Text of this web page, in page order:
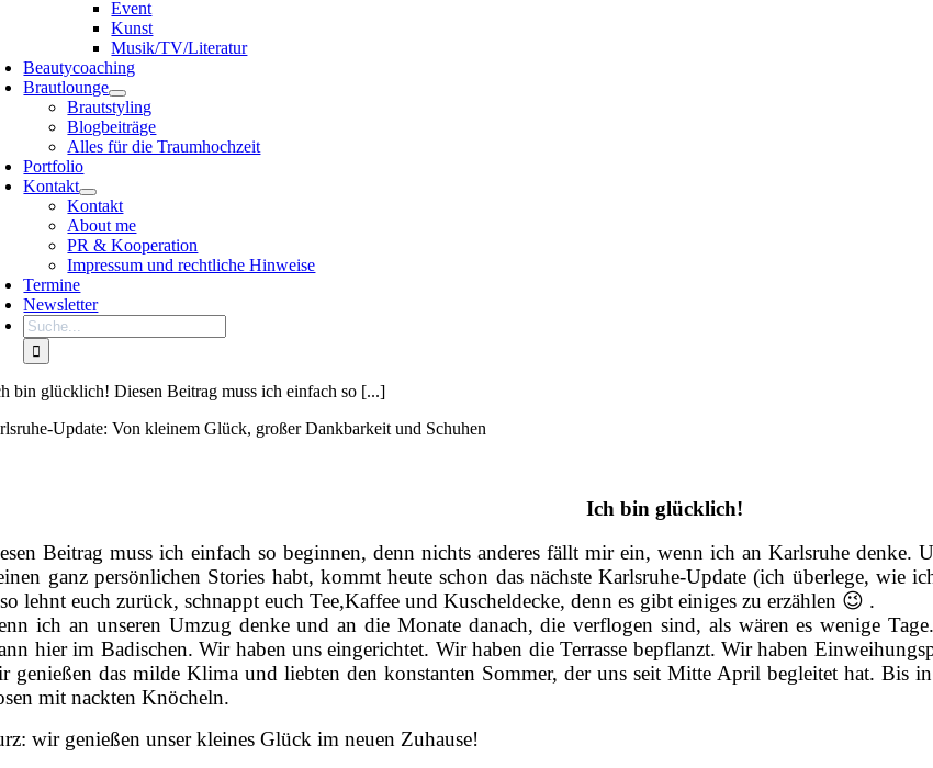
Event
Kunst
Musik/TV/Literatur
Beautycoaching
Brautlounge
Brautstyling
Blogbeiträge
Alles für die Traumhochzeit
Portfolio
Kontakt
Kontakt
About me
PR & Kooperation
Impressum und rechtliche Hinweise
Termine
Newsletter
Search
for:
bin glücklich! Diesen Beitrag muss ich einfach so [...]
Update: Von kleinem Glück, großer Dankbarkeit und Schuhen
Ich bin glücklich!
Beitrag muss ich einfach so beginnen, denn nichts anderes fällt mir ein, wenn ich an Karlsruhe
ganz persönlichen Stories habt, kommt heute schon das nächste Karlsruhe-Update (ich überlege, wie
lehnt euch zurück, schnappt euch Tee,Kaffee und Kuscheldecke, denn es gibt einiges zu erzählen 😉 .
ich an unseren Umzug denke und an die Monate danach, die verflogen sind, als wären es wenige
hier im Badischen. Wir haben uns eingerichtet. Wir haben die Terrasse bepflanzt. Wir haben
genießen das milde Klima und liebten den konstanten Sommer, der uns seit Mitte April begleitet hat. Bis
mit nackten Knöcheln.
wir genießen unser kleines Glück im neuen Zuhause!